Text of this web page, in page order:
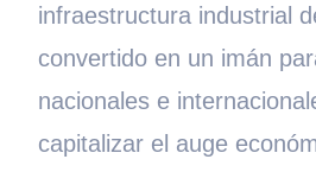
infraestructura industrial
convertido en un imán
nacionales e
capitalizar el auge